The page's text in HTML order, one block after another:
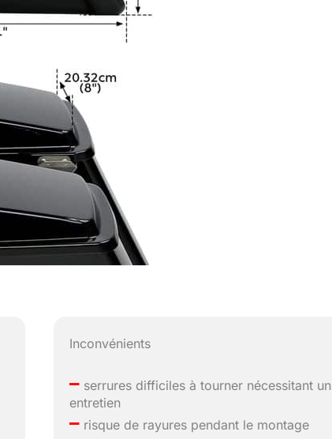
Inconvénients
– serrures difficiles à tourner nécessitant un
entretien
– risque de rayures pendant le montage